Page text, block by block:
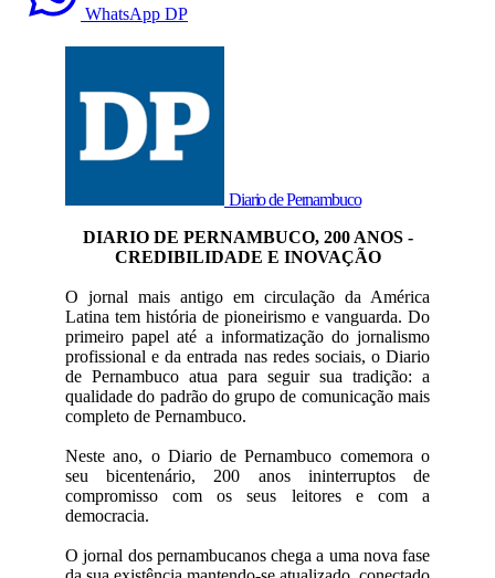
WhatsApp DP
Diario de Pernambuco
DIARIO DE PERNAMBUCO, 200 ANOS -
CREDIBILIDADE E INOVAÇÃO
O jornal mais antigo em circulação da América
Latina tem história de pioneirismo e vanguarda. Do
primeiro papel até a informatização do jornalismo
profissional e da entrada nas redes sociais, o Diario
de Pernambuco atua para seguir sua tradição: a
qualidade do padrão do grupo de comunicação mais
completo de Pernambuco.
Neste ano, o Diario de Pernambuco comemora o
seu bicentenário, 200 anos ininterruptos de
compromisso com os seus leitores e com a
democracia.
O jornal dos pernambucanos chega a uma nova fase